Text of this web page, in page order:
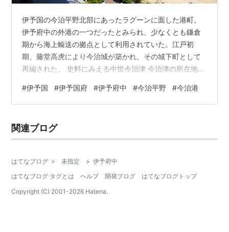
伊予国の今治平野北部にあったラグーンに面した港町。
伊予府中の外港の一つだったとみられ、少なくとも鎌倉
期から海上輸送の拠点として利用されていた。江戸初
期、藤堂高虎により今治城が築かれ、その城下町として
再編された。 史料にみえる中世今治津 今治津の所在地
中世今治津 鎌倉後期、弘安九年（１２８６）三月以前と
みられる年に作成された紙背文書に「今治津」がみえ
一品道場供養」という儀式のために、必要な道具を奈良
から「今治津」へ搬送するなどの内容が記されている。
#伊予国 #伊予国府 #伊予府中 #今治平野 #今治港
関連ブログ
はてなブログ > 未指定 > 伊予府中
はてなブログ タグとは
ヘルプ 開発ブログ
はてなブログトップ
Copyright (C) 2001-2026 Hatena.